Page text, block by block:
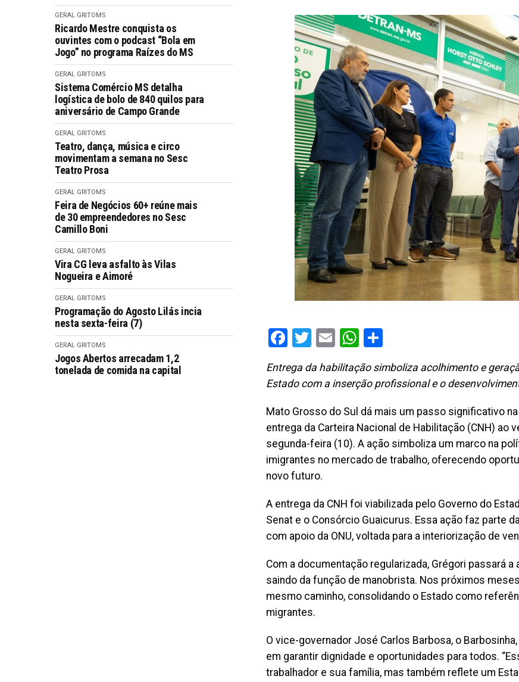
GERAL GRITOMS
Ricardo Mestre conquista os
ouvintes com o podcast “Bola em
Jogo” no programa Raízes do MS
GERAL GRITOMS
Sistema Comércio MS detalha
logística de bolo de 840 quilos para
aniversário de Campo Grande
GERAL GRITOMS
Teatro, dança, música e circo
movimentam a semana no Sesc
Teatro Prosa
GERAL GRITOMS
Feira de Negócios 60+ reúne mais
de 30 empreendedores no Sesc
Camillo Boni
GERAL GRITOMS
Vira CG leva asfalto às Vilas
Nogueira e Aimoré
GERAL GRITOMS
Programação do Agosto Lilás incia
nesta sexta-feira (7)
GERAL GRITOMS
Jogos Abertos arrecadam 1,2
tonelada de comida na capital
Facebook
Twitter
EmailWhatsApp
Entrega da habilitação simboliza acolhimento e
Estado com a inserção profissional e o
Mato Grosso do Sul dá mais um passo significativo
entrega da Carteira Nacional de Habilitação (CNH) ao
segunda-feira (10). A ação simboliza um marco na
imigrantes no mercado de trabalho, oferecendo
novo futuro.
A entrega da CNH foi viabilizada pelo Governo do
Senat e o Consórcio Guaicurus. Essa ação faz parte
com apoio da ONU, voltada para a interiorização de
Com a documentação regularizada, Grégori passará
saindo da função de manobrista. Nos próximos
mesmo caminho, consolidando o Estado como
migrantes.
O vice-governador José Carlos Barbosa, o
em garantir dignidade e oportunidades para todos.
trabalhador e sua família, mas também reflete um